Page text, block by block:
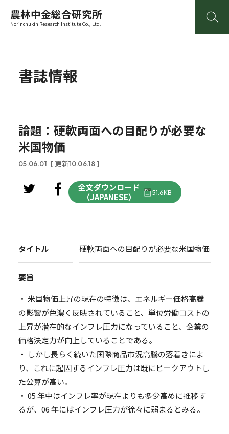
農林中金総合研究所
Norinchukin Research Institute Co., Ltd.
書誌情報
論題：硬軟両面への目配りが必要な
米国物価
05.06.01 [ 更新10.06.18 ]
全文ダウンロード
（JAPANESE）
51.6KB
タイトル 硬軟両面への目配りが必要な米国物価
要旨
・ 米国物価上昇の現在の特徴は、エネルギー価格高騰
の影響が色濃く反映されていること、単位労働コストの
上昇が潜在的なインフレ圧力になっていること、企業の
価格決定力が向上していることである。
・ しかし長らく続いた国際商品市況高騰の落着きによ
り、これに起因するインフレ圧力は既にピークアウトし
た公算が高い。
・ 05 年中はインフレ率が現在よりも多少高めに推移す
るが、06 年にはインフレ圧力が徐々に弱まるとみる。